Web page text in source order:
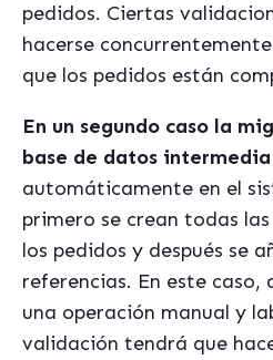
pedidos. Ciertas
hacerse
que los pedidos están
En un segundo caso la
base de datos intermedia
automáticamente en el
primero se crean todas
los pedidos y después se
referencias. En este caso,
una operación manual y
validación tendrá que